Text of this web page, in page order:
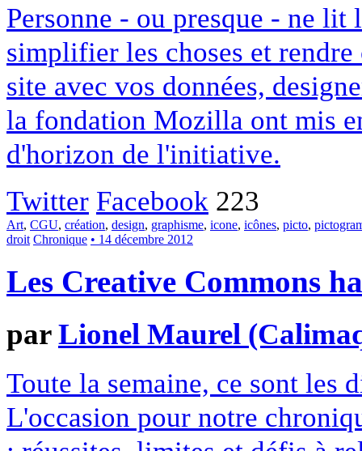
Personne - ou presque - ne
simplifier les choses et
site avec vos données,
la fondation Mozilla ont mis
d'horizon de l'initiative.
Twitter Facebook 223
Art, CGU, création, design, graphisme, icone, icônes, picto,
droit Chronique • 14 décembre 2012
Les Creative Commons
parLionel Maurel
Toute la semaine, ce sont les
L'occasion pour notre